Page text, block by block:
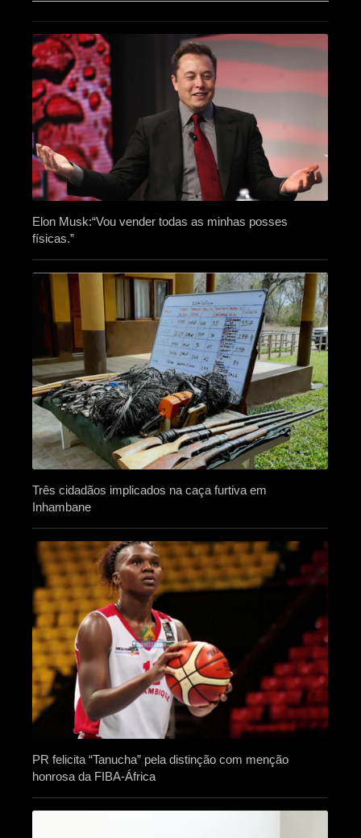
Elon Musk:“Vou vender todas as minhas posses
físicas.”
Três cidadãos implicados na caça furtiva em
Inhambane
PR felicita “Tanucha” pela distinção com menção
honrosa da FIBA-África